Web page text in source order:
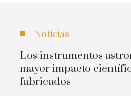
Noticias
Los instrumentos
mayor impacto
fabricados